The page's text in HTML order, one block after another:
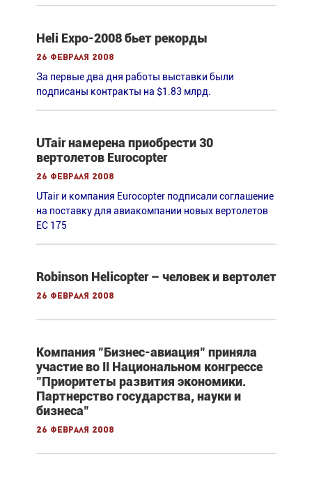
Heli Expo-2008 бьет рекорды
26 февраля 2008
За первые два дня работы выставки были
подписаны контракты на $1.83 млрд.
UTair намерена приобрести 30
вертолетов Eurocopter
26 февраля 2008
UTair и компания Eurocopter подписали соглашение
на поставку для авиакомпании новых вертолетов
EC 175
Robinson Helicopter – человек и вертолет
26 февраля 2008
Компания "Бизнес-авиация" приняла
участие во II Национальном конгрессе
"Приоритеты развития экономики.
Партнерство государства, науки и
бизнеса"
26 февраля 2008